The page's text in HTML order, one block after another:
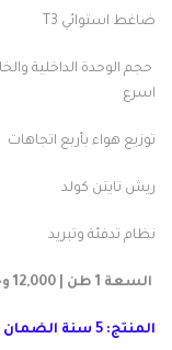
ضاغط استوائي T3
حجم الوحدة الداخلية
اسرع
توزيع هواء بأربع اتجاهات
ريش تايتن كولد
نظام تدفئة وتبريد
السعة 1 طن | 12,000 وحدة حرارية
المنتج: 5 سنة الضمان